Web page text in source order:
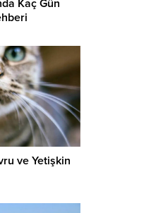
Kaç Gün
ve Yetişkin